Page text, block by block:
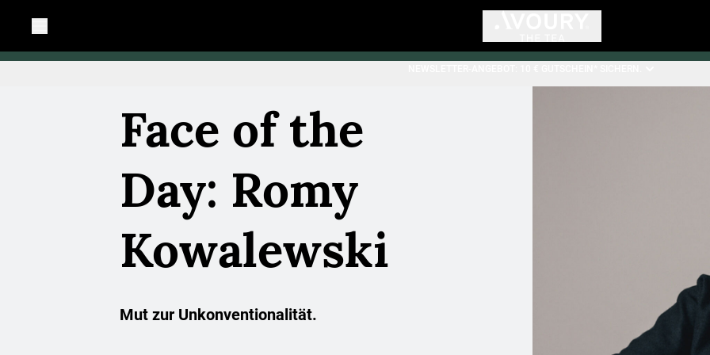
Face of the
Day: Romy
Kowalewski
Mut zur Unkonventionalität.